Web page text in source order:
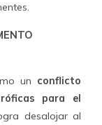
un conflicto
para el
desalojar al